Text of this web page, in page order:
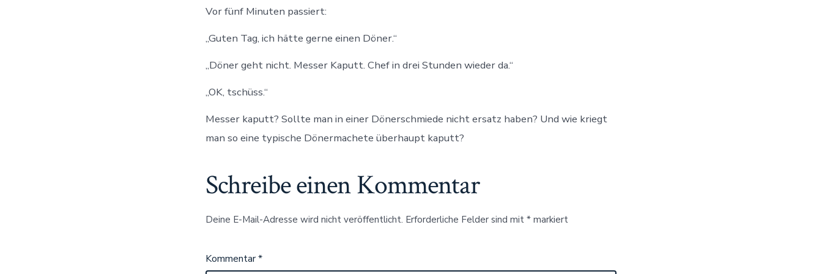
Vor fünf Minuten passiert:
„Guten Tag, ich hätte gerne einen Döner.“
„Döner geht nicht. Messer Kaputt. Chef in drei Stunden wieder da.“
„OK, tschüss.“
Messer kaputt? Sollte man in einer Dönerschmiede nicht ersatz haben? Und wie kriegt
man so eine typische Dönermachete überhaupt kaputt?
Schreibe einen Kommentar
Deine E-Mail-Adresse wird nicht veröffentlicht. Erforderliche Felder sind mit * markiert
Kommentar*